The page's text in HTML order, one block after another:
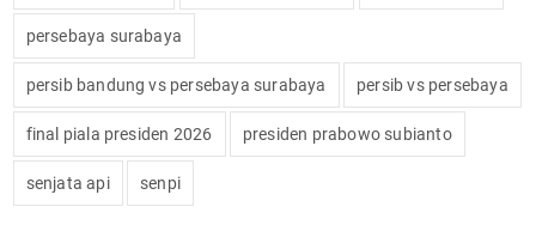
persebaya surabaya
persib bandung vs persebaya surabaya persib vs persebaya
final piala presiden 2026 presiden prabowo subianto
senjata api senpi